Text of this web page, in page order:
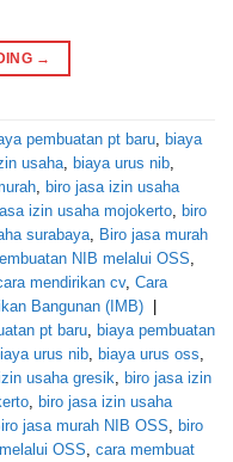
→
pembuatan pt baru
biaya
usaha biaya urus nib
biro jasa izin usaha
izin usaha mojokerto
biro
surabaya
Biro jasa murah
NIB melalui OSS
mendirikan cv, Cara
Bangunan (IMB)
pt baru
biaya pembuatan
urus nib biaya urus oss
usaha gresik
biro jasa izin
biro jasa izin usaha
jasa murah NIB OSS
biro
OSS cara membuat